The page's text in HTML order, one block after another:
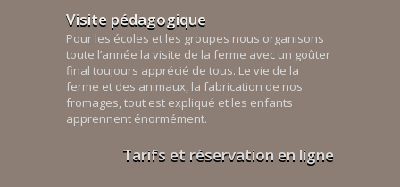
Visite pédagogique
Pour les écoles et les groupes nous organisons
toute l’année la visite de la ferme avec un goûter
final toujours apprécié de tous. Le vie de la
ferme et des animaux, la fabrication de nos
fromages, tout est expliqué et les enfants
apprennent énormément.
Tarifs et réservation en ligne